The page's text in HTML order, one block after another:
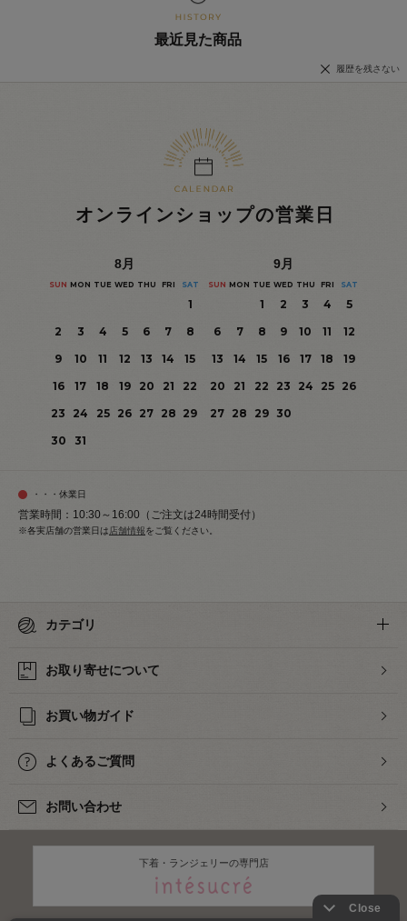
最近見た商品
履歴を残さない
オンラインショップの営業日
8月
SUN MON TUE WED THU FRI SAT
1
2
3 4 5 6 7
8
9
10 11 12 13 14
15
16
17 18 19 20 21
22
23
24 25 26 27 28 29
30
31
9月
SUN MON TUE WED THU FRI SAT
1 2 3 4
5
6
7 8 9 10 11
12
13
14 15 16 17 18
19
20
21 22 23 24 25
26
27 28 29 30
・・・休業日
営業時間：10:30～16:00（ご注文は24時間受付）
※各実店舗の営業日は 店舗情報をご覧ください。
カテゴリ
お取り寄せについて
お買い物ガイド
よくあるご質問
お問い合わせ
下着・ランジェリーの専門店